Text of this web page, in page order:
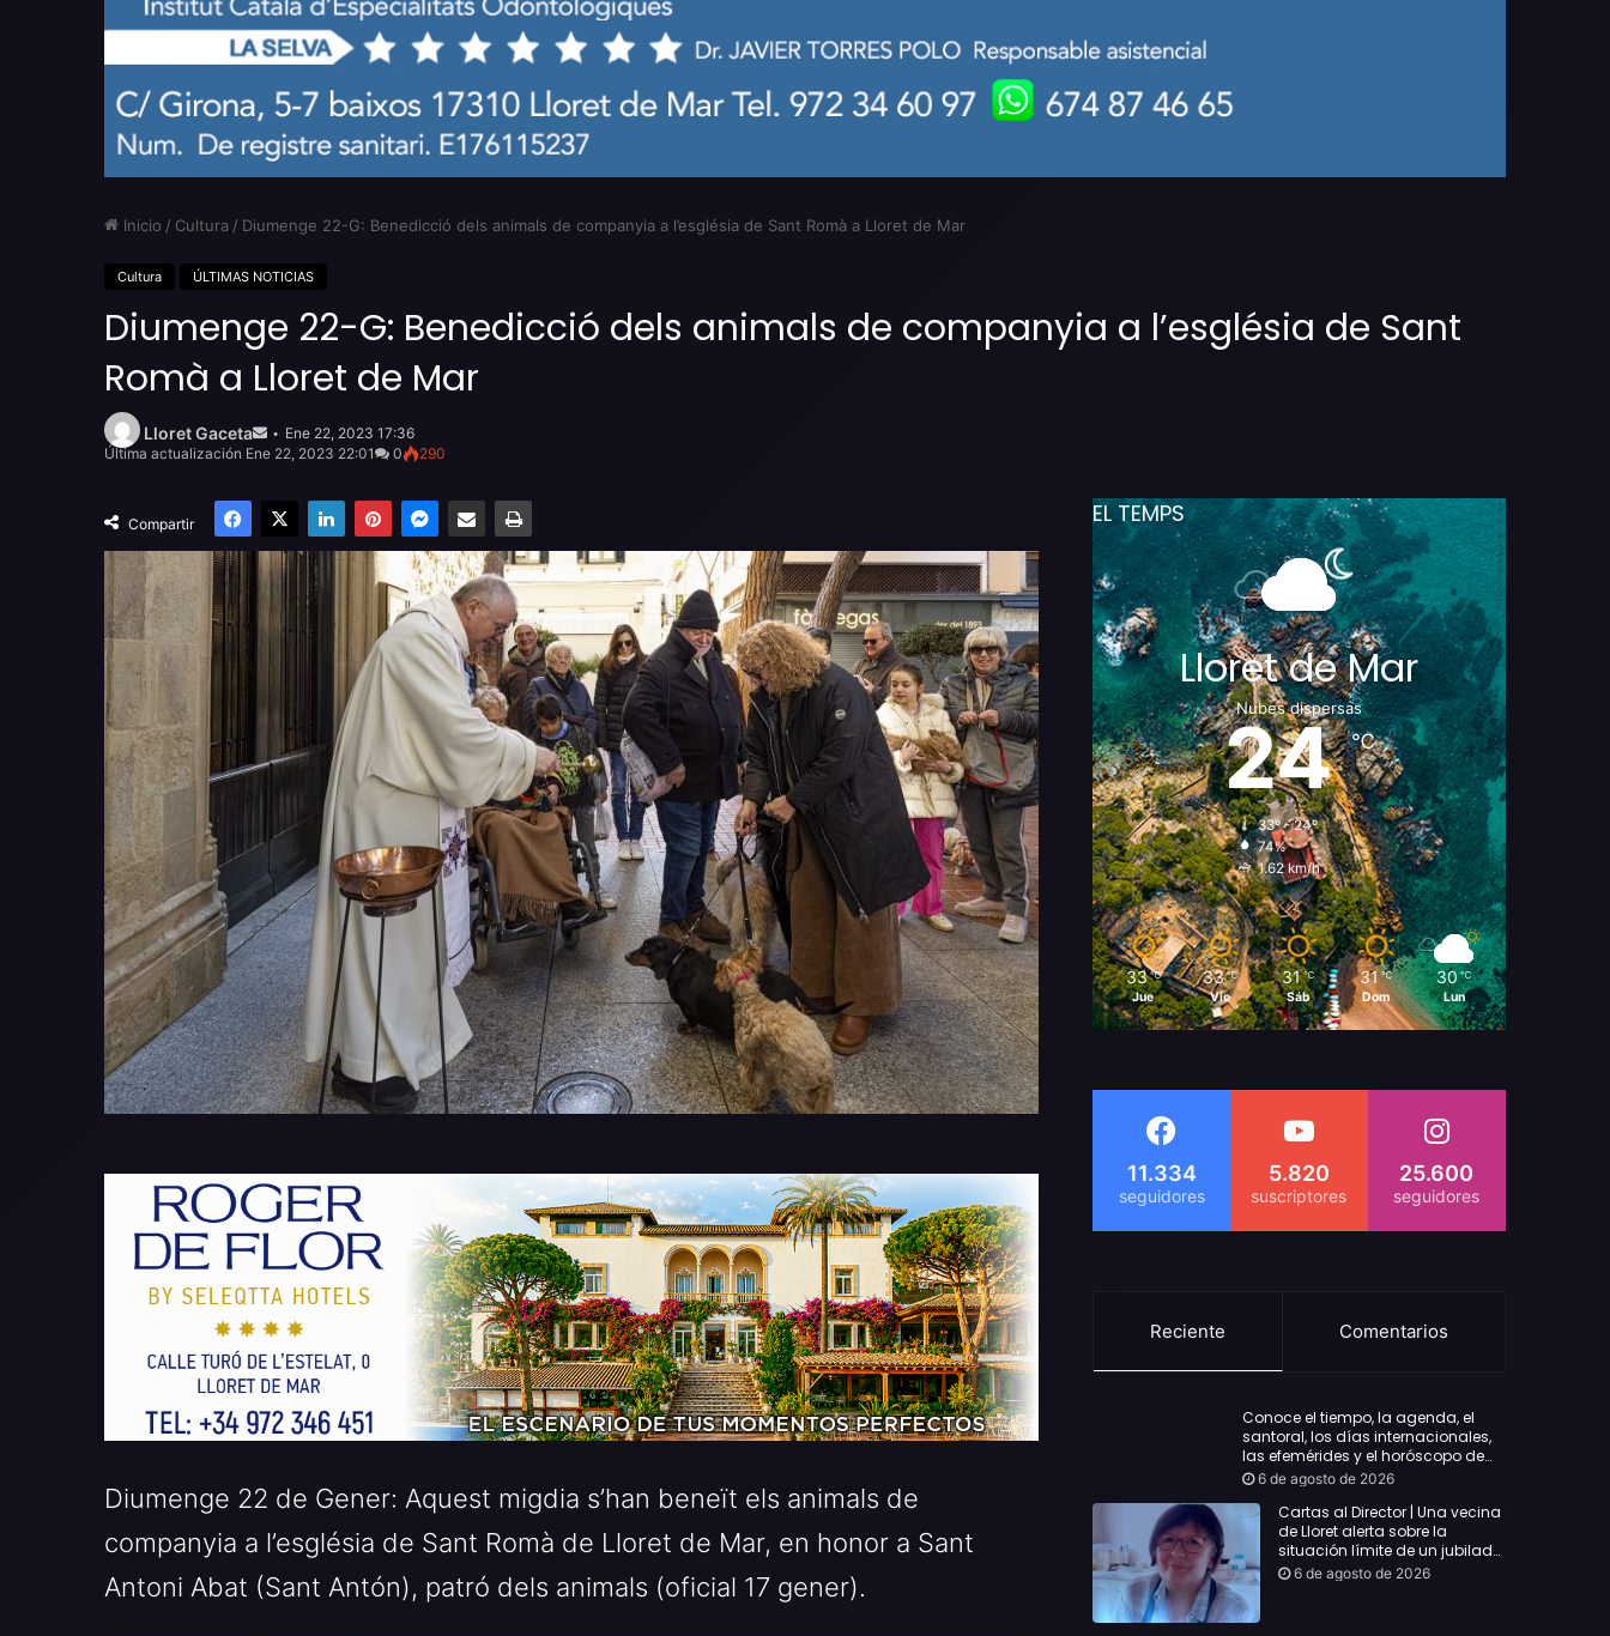
Inicio / Cultura / Diumenge 22-G: Benedicció dels animals de companyia a l’església de Sant Romà a Lloret de Mar
Cultura ÚLTIMAS NOTICIAS
Diumenge 22-G: Benedicció dels animals de companyia a l’església de Sant
Romà a Lloret de Mar
Lloret Gaceta
emailEne 22, 2023 17:36
Última actualización Ene 22, 2023 22:01
0 290
Compartir
Facebook
X LinkedInPinterestMessenger
Compartir por email Imprimir
Diumenge 22 de Gener: Aquest migdia s’han beneït els animals de
companyia a l’església de Sant Romà de Lloret de Mar, en honor a Sant
Antoni Abat (Sant Antón), patró dels animals (oficial 17 gener).
EL TEMPS
Lloret de Mar
Nubes dispersas
24℃
33º - 24º
74%
1.62 km/h
33 ℃
Jue
33 ℃
Vie
31 ℃
Sáb
31 ℃
Dom
30 ℃
Lun
11.334 5.820 25.600
Reciente Comentarios
Conoce el tiempo, la agenda, el
santoral, los días internacionales,
las efemérides y el horóscopo de
hoy Jueves, 6 de agosto de 2026
6 de agosto de 2026
Cartas al Director | Una vecina
de Lloret alerta sobre la
situación límite de un jubilado
de 65 años y pide una
6 de agosto de 2026